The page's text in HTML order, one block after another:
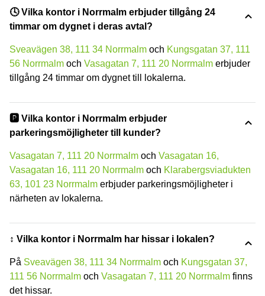
🕓 Vilka kontor i Norrmalm erbjuder tillgång 24
timmar om dygnet i deras avtal?
Sveavägen 38, 111 34 Norrmalm och Kungsgatan 37, 111
56 Norrmalm och Vasagatan 7, 111 20 Norrmalm erbjuder
tillgång 24 timmar om dygnet till lokalerna.
🅿️ Vilka kontor i Norrmalm erbjuder
parkeringsmöjligheter till kunder?
Vasagatan 7, 111 20 Norrmalm och Vasagatan 16,
Vasagatan 16, 111 20 Norrmalm och Klarabergsviadukten
63, 101 23 Norrmalm erbjuder parkeringsmöjligheter i
närheten av lokalerna.
↕️ Vilka kontor i Norrmalm har hissar i lokalen?
På Sveavägen 38, 111 34 Norrmalm och Kungsgatan 37,
111 56 Norrmalm och Vasagatan 7, 111 20 Norrmalm finns
det hissar.